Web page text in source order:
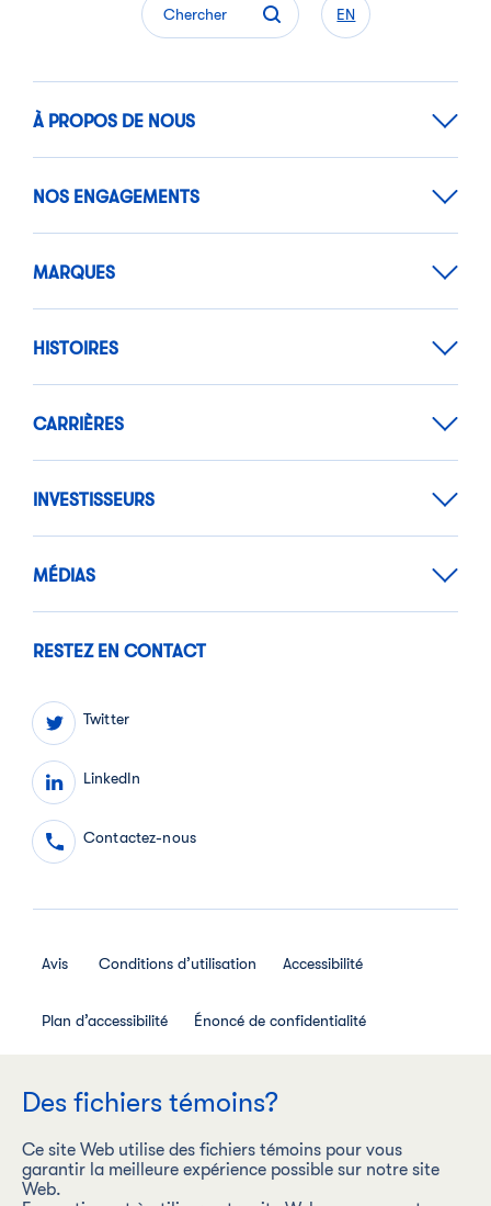
Chercher EN
À PROPOS DE NOUS
NOS ENGAGEMENTS
MARQUES
HISTOIRES
CARRIÈRES
INVESTISSEURS
MÉDIAS
RESTEZ EN CONTACT
Twitter
LinkedIn
Contactez-nous
Avis Conditions d’utilisation Accessibilité
Plan d’accessibilité Énoncé de confidentialité
Des fichiers témoins?
Ce site Web utilise des fichiers témoins pour vous
garantir la meilleure expérience possible sur notre site
Web.